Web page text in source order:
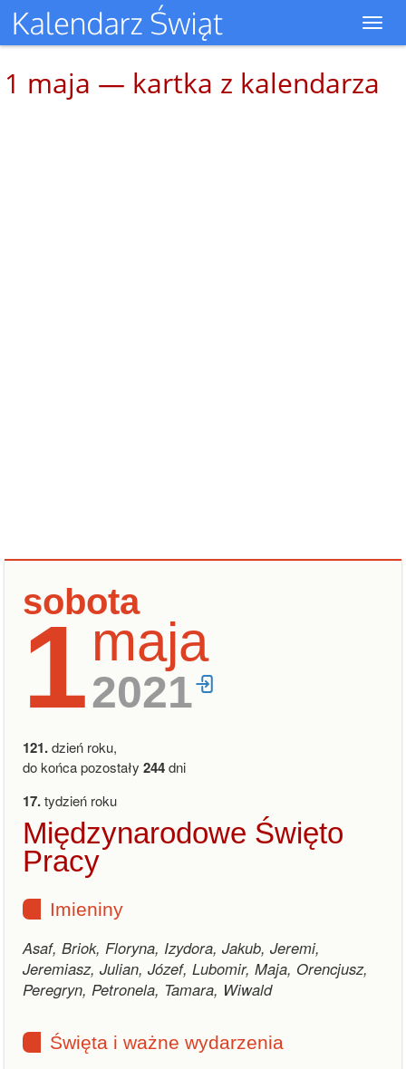
1 maja — kartka z kalendarza
sobota
1maja
2021
121.dzień roku,
do końca pozostały 244dni
17.tydzień roku
Międzynarodowe Święto
Pracy
Imieniny
Asaf, Briok, Floryna, Izydora, Jakub, Jeremi,
Jeremiasz, Julian, Józef, Lubomir, Maja, Orencjusz,
Peregryn, Petronela, Tamara, Wiwald
Święta i ważne wydarzenia